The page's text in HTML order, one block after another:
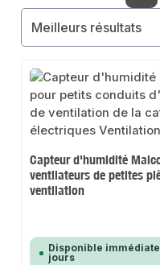
Capteur d'humidité
ventilateurs de petites
ventilation
Disponible
jours